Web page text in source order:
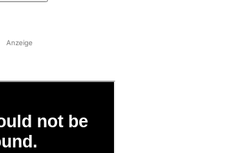
Anzeige